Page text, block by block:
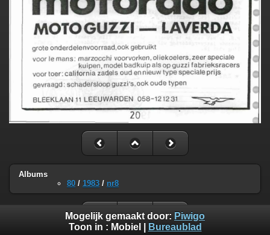
Albums
80 / 1983 / nr8
Mogelijk gemaakt door: Piwigo
Toon in : Mobiel Bureaublad